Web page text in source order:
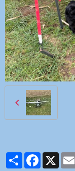
PartagerFacebook
X